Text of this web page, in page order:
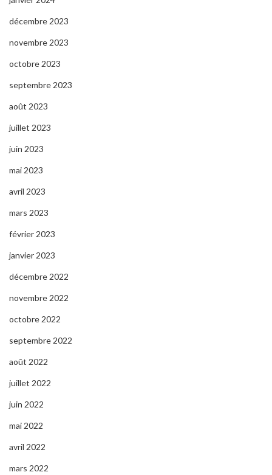
décembre 2023
novembre 2023
octobre 2023
septembre 2023
août 2023
juillet 2023
juin 2023
mai 2023
avril 2023
mars 2023
février 2023
janvier 2023
décembre 2022
novembre 2022
octobre 2022
septembre 2022
août 2022
juillet 2022
juin 2022
mai 2022
avril 2022
mars 2022